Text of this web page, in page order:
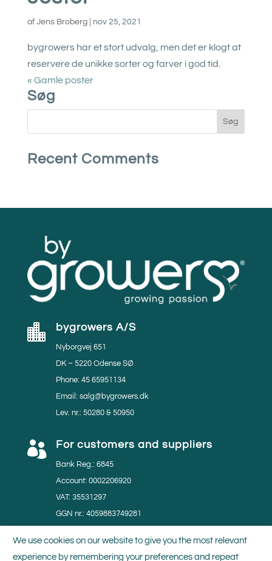
af Jens Broberg| nov 25, 2021
bygrowers har et stort udvalg, men det er klogt at
reservere de unikke sorter og farver i god tid.
« Gamle poster
Søg
Recent Comments
 bygrowers A/S
Nyborgvej 651
DK – 5220 Odense SØ
Phone: 45 65951134
Email: salg@bygrowers.dk
Lev. nr.: 50280 & 50950
 For customers and suppliers
Bank Reg.: 6845
Account: 0002206920
VAT: 35531297
GGN nr.: 4059883749281
We use cookies on our website to give you the most relevant
experience by remembering your preferences and repeat